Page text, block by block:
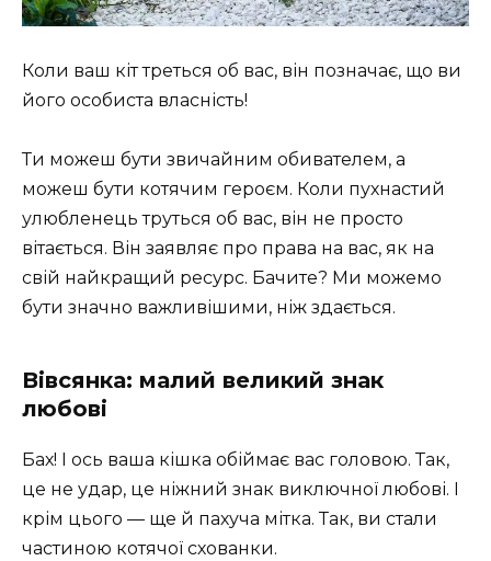
Коли ваш кіт треться об вас, він позначає, що ви
його особиста власність!
Ти можеш бути звичайним обивателем, а
можеш бути котячим героєм. Коли пухнастий
улюбленець труться об вас, він не просто
вітається. Він заявляє про права на вас, як на
свій найкращий ресурс. Бачите? Ми можемо
бути значно важливішими, ніж здається.
Вівсянка: малий великий знак
любові
Бах! І ось ваша кішка обіймає вас головою. Так,
це не удар, це ніжний знак виключної любові. І
крім цього — ще й пахуча мітка. Так, ви стали
частиною котячої схованки.